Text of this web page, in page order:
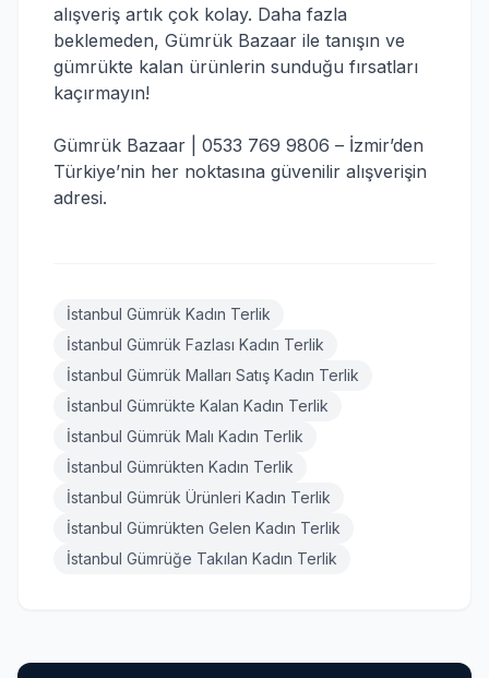
alışveriş artık çok kolay. Daha fazla
beklemeden, Gümrük Bazaar ile tanışın ve
gümrükte kalan ürünlerin sunduğu fırsatları
kaçırmayın!
Gümrük Bazaar | 0533 769 9806 – İzmir’den
Türkiye’nin her noktasına güvenilir alışverişin
adresi.
İstanbul Gümrük Kadın Terlik
İstanbul Gümrük Fazlası Kadın Terlik
İstanbul Gümrük Malları Satış Kadın Terlik
İstanbul Gümrükte Kalan Kadın Terlik
İstanbul Gümrük Malı Kadın Terlik
İstanbul Gümrükten Kadın Terlik
İstanbul Gümrük Ürünleri Kadın Terlik
İstanbul Gümrükten Gelen Kadın Terlik
İstanbul Gümrüğe Takılan Kadın Terlik